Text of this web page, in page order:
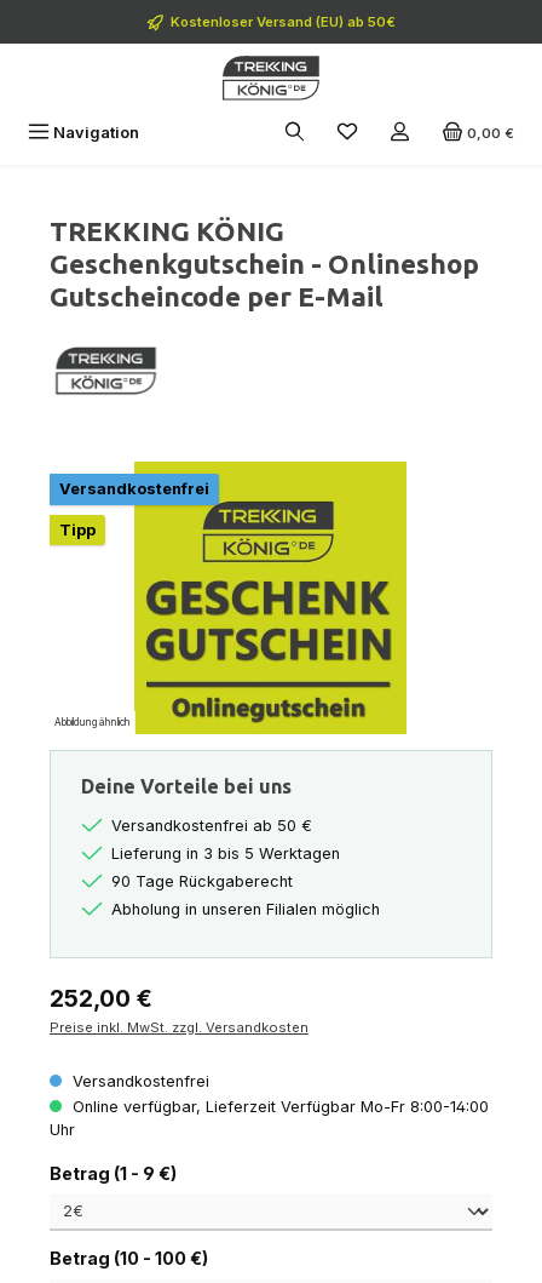
Zum Hauptinhalt springenKostenloser Versand (EU) ab 50€
Navigation 0,00 €
TREKKING KÖNIG
Geschenkgutschein - Onlineshop
Gutscheincode per E-Mail
Bildergalerie überspringen
Versandkostenfrei
Tipp
Abbildung ähnlich
Deine Vorteile bei uns
Versandkostenfrei ab 50 €
Lieferung in 3 bis 5 Werktagen
90 Tage Rückgaberecht
Abholung in unseren Filialen möglich
Regulärer Preis:
252,00 €
Preise inkl. MwSt. zzgl. Versandkosten
Versandkostenfrei
Online verfügbar, Lieferzeit Verfügbar Mo-Fr 8:00-14:00
Uhr
Betrag (1 - 9 €)auswählen
Betrag (10 - 100 €)auswählen